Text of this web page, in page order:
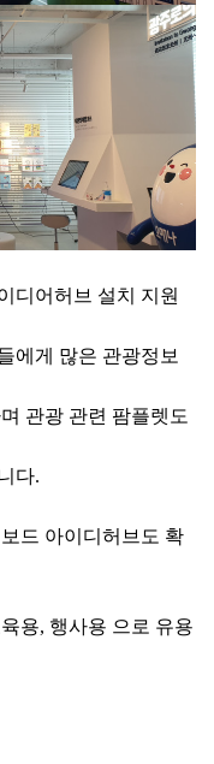
디어허브 설치 지원
에게 많은 관광정보
관광 관련 팜플렛도
다.
드 아이디허브도 확
용, 행사용 으로 유용